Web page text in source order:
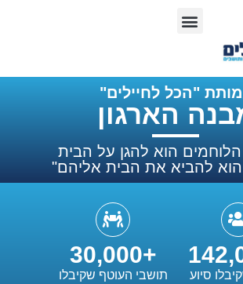
"הכל לחיילים"
הארגון
הוא להגן על הבית
הוא להביא את הבית אליהם"
סיוע
+
30,000
תושבי העוטף שקיבלו